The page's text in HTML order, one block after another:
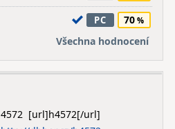
PC
70
Všechna hodnocení
4572